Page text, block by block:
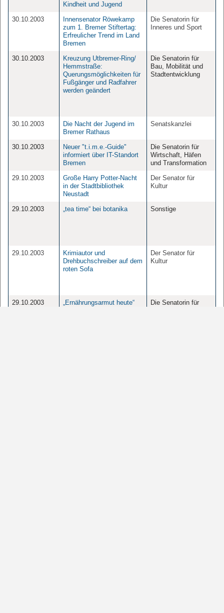
Kindheit und Jugend
30.10.2003
Innensenator Röwekamp
zum 1. Bremer Stiftertag:
Erfreulicher Trend im Land
Bremen
Die Senatorin für
Inneres und Sport
30.10.2003
Kreuzung Utbremer-Ring/
Hemmstraße:
Querungsmöglichkeiten für
Fußgänger und Radfahrer
werden geändert
Die Senatorin für
Bau, Mobilität und
Stadtentwicklung
30.10.2003
Die Nacht der Jugend im
Bremer Rathaus
Senatskanzlei
30.10.2003
Neuer "t.i.m.e.-Guide"
informiert über IT-Standort
Bremen
Die Senatorin für
Wirtschaft, Häfen
und Transformation
29.10.2003
Große Harry Potter-Nacht
in der Stadtbibliothek
Neustadt
Der Senator für
Kultur
29.10.2003 „tea time“ bei botanika Sonstige
29.10.2003
Krimiautor und
Drehbuchschreiber auf dem
roten Sofa
Der Senator für
Kultur
29.10.2003
„Ernährungsarmut heute“
Die Senatorin für